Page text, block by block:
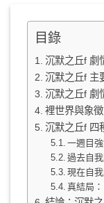
目錄
沉默之丘f 劇
沉默之丘f 主
沉默之丘f 劇
裡世界與象
沉默之丘f 四
一週目
過去自
現在自
真結局